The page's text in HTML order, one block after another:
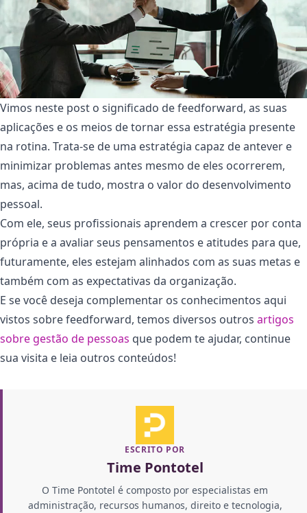
Vimos neste post o significado de feedforward, as suas
aplicações e os meios de tornar essa estratégia presente
na rotina. Trata-se de uma estratégia capaz de antever e
minimizar problemas antes mesmo de eles ocorrerem,
mas, acima de tudo, mostra o valor do desenvolvimento
pessoal.
Com ele, seus profissionais aprendem a crescer por conta
própria e a avaliar seus pensamentos e atitudes para que,
futuramente, eles estejam alinhados com as suas metas e
também com as expectativas da organização.
E se você deseja complementar os conhecimentos aqui
vistos sobre feedforward, temos diversos outros artigos
sobre gestão de pessoas que podem te ajudar, continue
sua visita e leia outros conteúdos!
ESCRITO POR
Time Pontotel
O Time Pontotel é composto por especialistas em
administração, recursos humanos, direito e tecnologia,